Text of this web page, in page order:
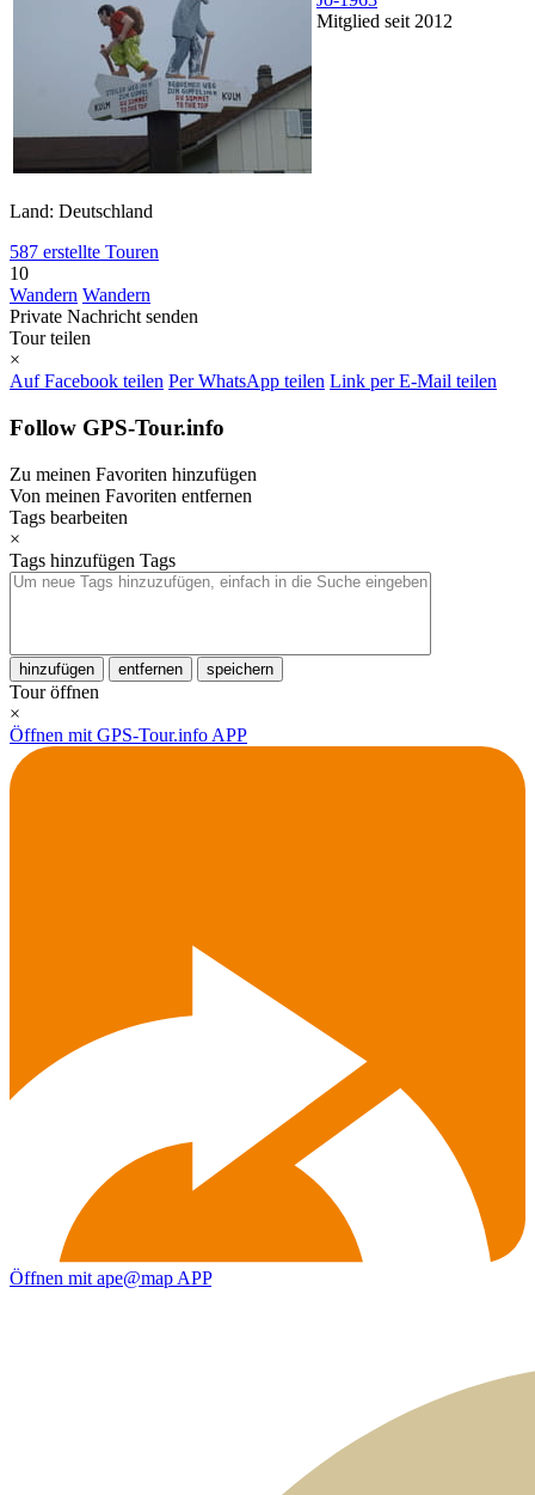
Mitglied seit 2012
Land: Deutschland
587 erstellte Touren
10
Wandern Wandern
Private Nachricht senden
Tour teilen
×
Auf Facebook teilen Per WhatsApp teilen Link per E-Mail teilen
Follow GPS-Tour.info
Zu meinen Favoriten hinzufügen
Von meinen Favoriten entfernen
Tags bearbeiten
×
Tags hinzufügen Tags
hinzufügen entfernen speichern
Tour öffnen
×
Öffnen mit GPS-Tour.info APP
Öffnen mit ape@map APP